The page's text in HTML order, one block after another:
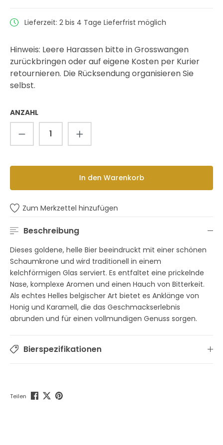
Lieferzeit: 2 bis 4 Tage Lieferfrist möglich
Hinweis: Leere Harassen bitte in Grosswangen
zurückbringen oder auf eigene Kosten per Kurier
retournieren. Die Rücksendung organisieren Sie
selbst.
ANZAHL
Produkt Anzahl: Gib den
In den Warenkorb
Zum Merkzettel hinzufügen
Beschreibung
Dieses goldene, helle Bier beeindruckt mit einer schönen
Schaumkrone und wird traditionell in einem
kelchförmigen Glas serviert. Es entfaltet eine prickelnde
Nase, komplexe Aromen und einen Hauch von Bitterkeit.
Als echtes Helles belgischer Art bietet es Anklänge von
Honig und Karamell, die das Geschmackserlebnis
abrunden und für einen vollmundigen Genuss sorgen.
Bierspezifikationen
Teilen